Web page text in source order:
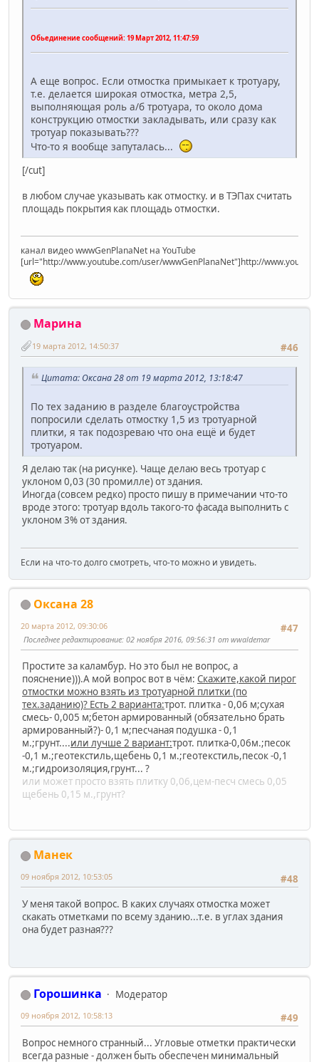
Обьединение сообщений: 19 Март 2012, 11:47:59
А еще вопрос. Если отмостка примыкает к тротуару,
т.е. делается широкая отмостка, метра 2,5,
выполняющая роль а/б тротуара, то около дома
конструкцию отмостки закладывать, или сразу как
тротуар показывать???
Что-то я вообще запуталась...
[/cut]
в любом случае указывать как отмостку. и в ТЭПах считать
площадь покрытия как площадь отмостки.
канал видео wwwGenPlanaNet на YouTube
[url="http://www.youtube.com/user/wwwGenPlanaNet"]http://
Марина
#46
19 марта 2012, 14:50:37
Цитата: Оксана 28 от 19 марта 2012, 13:18:47
По тех заданию в разделе благоустройства
попросили сделать отмостку 1,5 из тротуарной
плитки, я так подозреваю что она ещё и будет
тротуаром.
Я делаю так (на рисунке). Чаще делаю весь тротуар с
уклоном 0,03 (30 промилле) от здания.
Иногда (совсем редко) просто пишу в примечании что-то
вроде этого: тротуар вдоль такого-то фасада выполнить с
уклоном 3% от здания.
Если на что-то долго смотреть, что-то можно и увидеть.
Оксана 28
#47
20 марта 2012, 09:30:06
Последнее редактирование: 02 ноября 2016, 09:56:31 от wwaldemar
Простите за каламбур. Но это был не вопрос, а
пояснение))).А мой вопрос вот в чём: Скажите,какой пирог
отмостки можно взять из тротуарной плитки (по
тех.заданию)? Есть 2 варианта:трот. плитка - 0,06 м;сухая
смесь- 0,005 м;бетон армированный (обязательно брать
армированный?)- 0,1 м;песчаная подушка - 0,1
м.;грунт....или лучше 2 вариант:трот. плитка-0,06м.;песок
-0,1 м.;геотекстиль,щебень 0,1 м.;геотекстиль,песок -0,1
м.;гидроизоляция,грунт... ?
или может просто взять плитку 0,06,цем-песч смесь 0,05
щебень 0,15 м.,грунт?
Манек
#48
09 ноября 2012, 10:53:05
У меня такой вопрос. В каких случаях отмостка может
скакать отметками по всему зданию...т.е. в углах здания
она будет разная???
Горошинка
Модератор
#49
09 ноября 2012, 10:58:13
Вопрос немного странный... Угловые отметки практически
всегда разные - должен быть обеспечен минимальный